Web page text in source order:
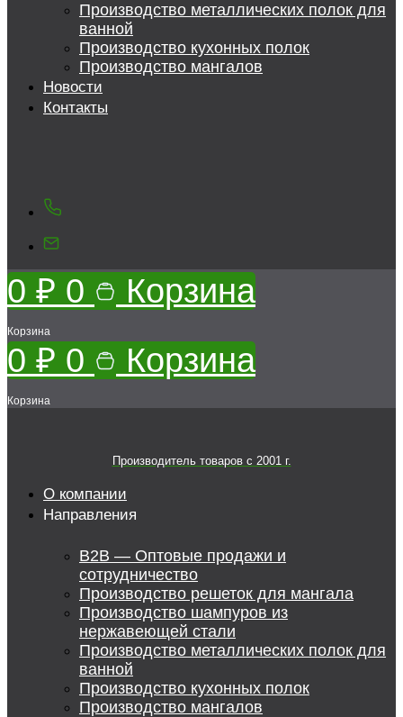
Производство металлических полок для
ванной
Производство кухонных полок
Производство мангалов
Новости
Контакты
0 ₽ 0 Корзина
Корзина
0 ₽ 0 Корзина
Корзина
Производитель товаров c 2001 г.
О компании
Направления
B2B — Оптовые продажи и
сотрудничество
Производство решеток для мангала
Производство шампуров из
нержавеющей стали
Производство металлических полок для
ванной
Производство кухонных полок
Производство мангалов